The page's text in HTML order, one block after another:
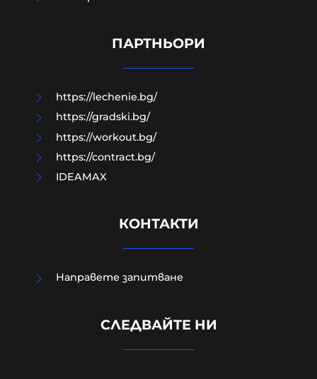
Два хеликоптера гасят голям
ПАРТНЬОРИ
https://lechenie.bg/
https://gradski.bg/
https://workout.bg/
https://contract.bg/
IDEAMAX
КОНТАКТИ
Направете запитване
СЛЕДВАЙТЕ НИ